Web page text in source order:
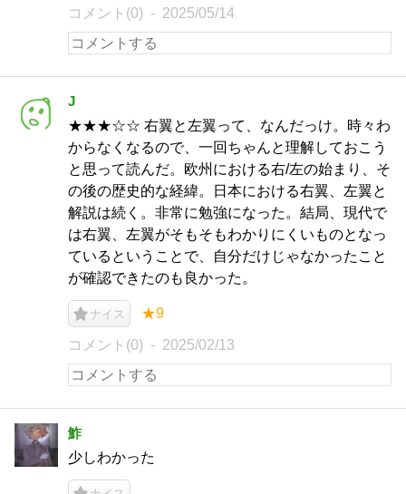
コメント(0) 2025/05/14
J
★★★☆☆ 右翼と左翼って、なんだっけ。時々わ
からなくなるので、一回ちゃんと理解しておこう
と思って読んだ。欧州における右/左の始まり、そ
の後の歴史的な経緯。日本における右翼、左翼と
解説は続く。非常に勉強になった。結局、現代で
は右翼、左翼がそもそもわかりにくいものとなっ
ているということで、自分だけじゃなかったこと
が確認できたのも良かった。
ナイス ★9
コメント(0) 2025/02/13
鮓
少しわかった